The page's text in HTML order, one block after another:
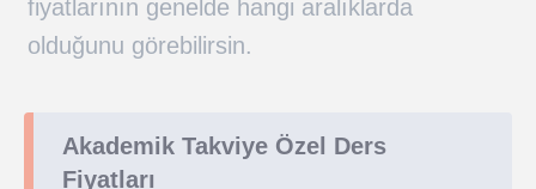
fiyatlarının genelde hangi aralıklarda
olduğunu görebilirsin.
Akademik Takviye Özel Ders
Fiyatları